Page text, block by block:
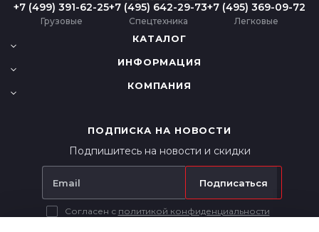
+7 (499) 391-62-25
Грузовые
+7 (495) 642-29-73
Спецтехника
+7 (495) 369-09-72
Легковые
КАТАЛОГ
ИНФОРМАЦИЯ
КОМПАНИЯ
ПОДПИСКА НА НОВОСТИ
Подпишитесь на новости и скидки
Подписаться
Согласен с политикой конфиденциальности